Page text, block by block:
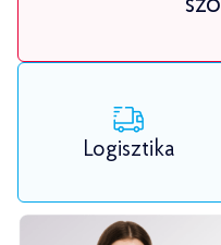
Logisztika